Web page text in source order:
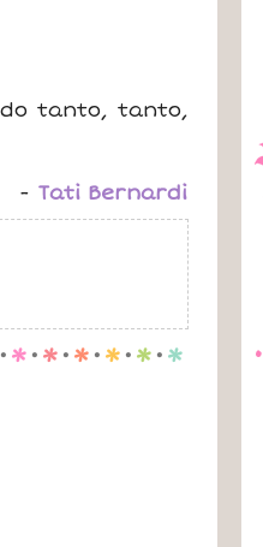
tanto, tanto,
- Tati Bernardi
. p . p . p . p . p . p
•